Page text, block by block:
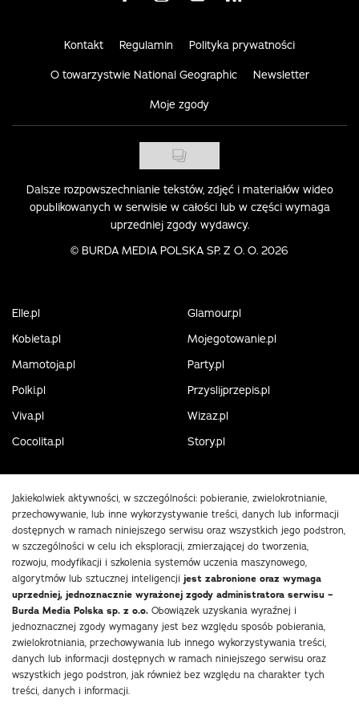
Kontakt Regulamin Polityka prywatności
O towarzystwie National Geographic Newsletter
Moje zgody
Dalsze rozpowszechnianie tekstów, zdjęć i materiałów wideo
opublikowanych w serwisie w całości lub w części wymaga
uprzedniej zgody wydawcy.
© BURDA MEDIA POLSKA SP. Z O. O. 2026
Elle.pl
Glamour.pl
Kobieta.pl
Mojegotowanie.pl
Mamotoja.pl
Party.pl
Polki.pl
Przyslijprzepis.pl
Viva.pl
Wizaz.pl
Cocolita.pl
Story.pl
Jakiekolwiek aktywności, w szczególności: pobieranie, zwielokrotnianie,
przechowywanie, lub inne wykorzystywanie treści, danych lub informacji
dostępnych w ramach niniejszego serwisu oraz wszystkich jego podstron,
w szczególności w celu ich eksploracji, zmierzającej do tworzenia,
rozwoju, modyfikacji i szkolenia systemów uczenia maszynowego,
algorytmów lub sztucznej inteligencji jest zabronione oraz wymaga
uprzedniej, jednoznacznie wyrażonej zgody administratora serwisu –
Burda Media Polska sp. z o.o. Obowiązek uzyskania wyraźnej i
jednoznacznej zgody wymagany jest bez względu sposób pobierania,
zwielokrotniania, przechowywania lub innego wykorzystywania treści,
danych lub informacji dostępnych w ramach niniejszego serwisu oraz
wszystkich jego podstron, jak również bez względu na charakter tych
treści, danych i informacji.